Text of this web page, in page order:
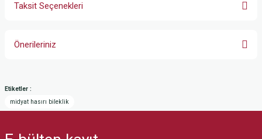
Taksit Seçenekleri
Önerileriniz
yetersiz gördüğünüz noktaları öneri formunu kullanarak tarafımıza
iletebilirsiniz.
Görüş ve önerileriniz için teşekkür ederiz.
Etiketler :
midyat hasırı bileklik